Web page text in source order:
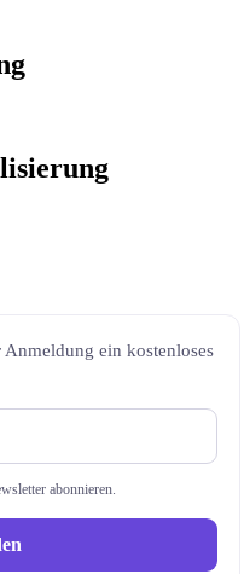
ein kostenloses
abonnieren.